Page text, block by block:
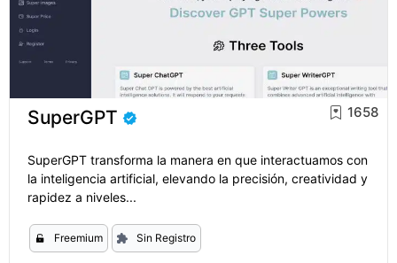
SuperGPT 1658
SuperGPT transforma la manera en que interactuamos con
la inteligencia artificial, elevando la precisión, creatividad y
rapidez a niveles...
Freemium Sin Registro